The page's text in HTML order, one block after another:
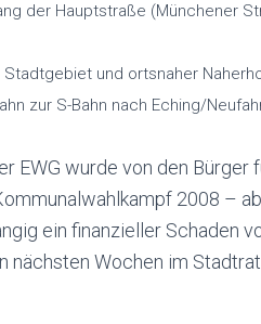
der Hauptstraße (Münchener
und ortsnaher
zur S-Bahn nach Eching/
EWG wurde von den Bürger
2008 –
ein finanzieller Schaden
nächsten Wochen im